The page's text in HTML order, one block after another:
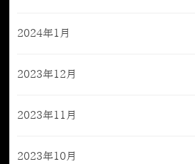
2024年1月
2023年12月
2023年11月
2023年10月